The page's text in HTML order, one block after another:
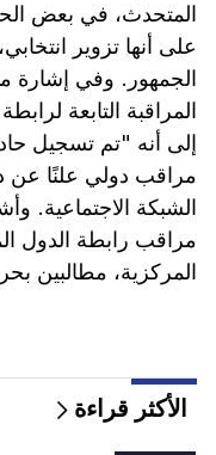
المتحدث، في بعض
على أنها تزوير
الجمهور. وفي إشارة
المراقبة التابعة
إلى أنه "تم تسجيل
مراقب دولي علنًا عن
الشبكة الاجتماعية.
مراقب رابطة الدول
المركزية، مطالبين
الأكثر قراءة